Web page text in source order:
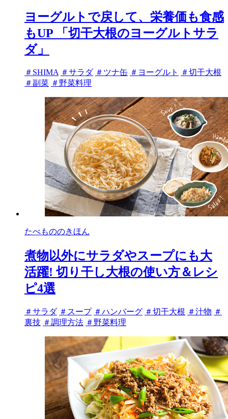
ヨーグルトで戻して、栄養価も食感
もUP 「切干大根のヨーグルトサラ
ダ」
タ
グ
＃SHIMA ＃サラダ ＃ツナ缶 ＃ヨーグルト
＃切干大根
＃副菜 ＃野菜料理
たべもののきほん
煮物以外にサラダやスープにも大
活躍! 切り干し大根の使い方＆レシ
ピ4選
タ
グ
＃サラダ ＃スープ ＃ハンバーグ ＃切干大根 ＃汁物 ＃
裏技 ＃調理方法 ＃野菜料理